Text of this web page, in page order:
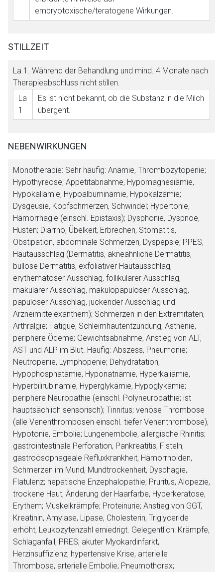
embryotoxische/teratogene Wirkungen.
STILLZEIT
La 1
. Während der Behandlung und mind. 4 Monate nach
Therapieabschluss nicht stillen.
La
1
Es ist nicht bekannt, ob die Substanz in die Milch
übergeht.
NEBENWIRKUNGEN
Monotherapie: Sehr häufig: Anämie, Thrombozytopenie;
Hypothyreose; Appetitabnahme, Hypomagnesiämie,
Hypokaliämie, Hypoalbuminämie, Hypokalzämie;
Dysgeusie, Kopfschmerzen, Schwindel; Hypertonie,
Hämorrhagie (einschl. Epistaxis); Dysphonie, Dyspnoe,
Husten; Diarrhö, Übelkeit, Erbrechen, Stomatitis,
Obstipation, abdominale Schmerzen, Dyspepsie; PPES,
Hautausschlag (Dermatitis, akneähnliche Dermatitis,
bullöse Dermatitis, exfoliativer Hautausschlag,
erythematöser Ausschlag, follikulärer Ausschlag,
makulärer Ausschlag, makulopapulöser Ausschlag,
papulöser Ausschlag, juckender Ausschlag und
Arzneimittelexanthem); Schmerzen in den Extremitäten,
Arthralgie; Fatigue, Schleimhautentzündung, Asthenie,
periphere Ödeme; Gewichtsabnahme, Anstieg von ALT,
AST und ALP im Blut. Häufig: Abszess, Pneumonie;
Neutropenie, Lymphopenie; Dehydratation,
Hypophosphatämie, Hyponatriämie, Hyperkaliämie,
Hyperbilirubinämie, Hyperglykämie, Hypoglykämie;
periphere Neuropathie (einschl. Polyneuropathie; ist
hauptsächlich sensorisch); Tinnitus; venöse Thrombose
(alle Venenthrombosen einschl. tiefer Venenthrombose),
Hypotonie, Embolie; Lungenembolie, allergische Rhinitis;
gastrointestinale Perforation, Pankreatitis, Fisteln,
gastroösophageale Refluxkrankheit, Hämorrhoiden,
Schmerzen im Mund, Mundtrockenheit, Dysphagie,
Flatulenz; hepatische Enzephalopathie; Pruritus, Alopezie,
trockene Haut, Änderung der Haarfarbe, Hyperkeratose,
Erythem; Muskelkrämpfe; Proteinurie; Anstieg von GGT,
Kreatinin, Amylase, Lipase, Cholesterin, Triglyceride
erhöht, Leukozytenzahl erniedrigt. Gelegentlich: Krämpfe,
Schlaganfall, PRES; akuter Myokardinfarkt,
Herzinsuffizienz; hypertensive Krise, arterielle
Thrombose, arterielle Embolie; Pneumothorax;